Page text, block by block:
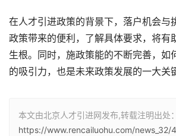
在人才引进政策的背景下，落户机会与
政策带来的便利，了解具体要求，将有
生根。同时，施政策能的不断完善，如
的吸引力，也是未来政策发展的一大关
本文由北京人才引进网发布,转载注明出处：
https://www.rencailuohu.com/news_32/